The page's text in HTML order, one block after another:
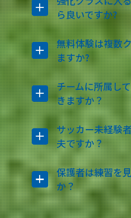
ら良いですか?
無料体験は複数
ますか?
チームに所属し
きますか？
サッカー未経験
夫ですか？
保護者は練習を
か？